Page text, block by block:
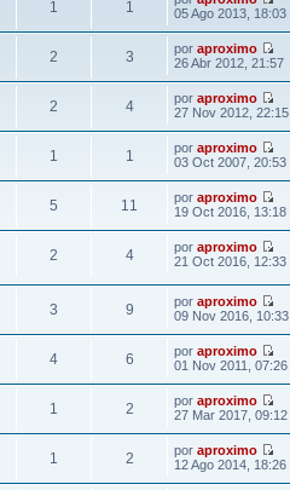
1 1
05 Ago 2013, 18:03
2 3 poraproximo
26 Abr 2012, 21:57
2 4 poraproximo
27 Nov 2012, 22:15
1 1 poraproximo
03 Oct 2007, 20:53
5 11 poraproximo
19 Oct 2016, 13:18
2 4 poraproximo
21 Oct 2016, 12:33
3 9 poraproximo
09 Nov 2016, 10:33
4 6 poraproximo
01 Nov 2011, 07:26
1 2 poraproximo
27 Mar 2017, 09:12
1 2 poraproximo
12 Ago 2014, 18:26